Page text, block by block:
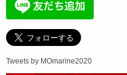
Tweets by MOmarine2020